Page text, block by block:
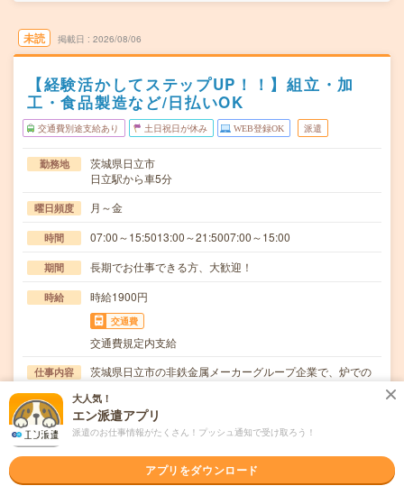
未読 掲載日 2026/08/06
【経験活かしてステップUP！！】組立・加
工・食品製造など/日払いOK
交通費別途支給あり 土日祝日が休み WEB登録OK 派遣
勤務地
茨城県日立市
日立駅から車5分
曜日頻度 月～金
時間 07:00～15:5013:00～21:5007:00～15:00
期間 長期でお仕事できる方、大歓迎！
時給 時給1900円
交通費
交通費規定内支給
仕事内容
茨城県日立市の非鉄金属メーカーグループ企業で、炉での
応募資格
ブランクOK / 英語力不要
◆経験者歓迎！◆ExcelやWordの操作できる方歓迎！〇ま
職場の雰囲気
大人気！
エン派遣アプリ
派遣のお仕事情報がたくさん！プッシュ通知で受け取ろう！
アプリをダウンロード